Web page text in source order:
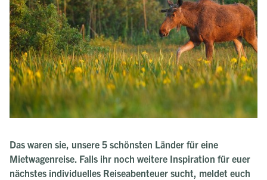
Das waren sie, unsere 5 schönsten Länder für eine
Mietwagenreise. Falls ihr noch weitere Inspiration für euer
nächstes individuelles Reiseabenteuer sucht, meldet euch